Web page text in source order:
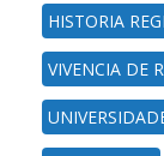
HISTORIA
VIVENCIA DE